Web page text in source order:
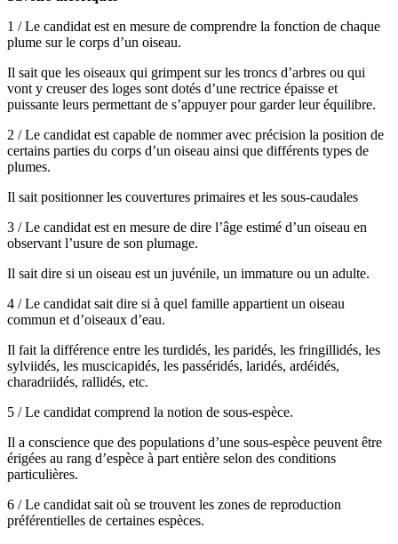
1 / Le candidat est en mesure de comprendre la fonction de chaque
plume sur le corps d’un oiseau.
Il sait que les oiseaux qui grimpent sur les troncs d’arbres ou qui
vont y creuser des loges sont dotés d’une rectrice épaisse et
puissante leurs permettant de s’appuyer pour garder leur équilibre.
2 / Le candidat est capable de nommer avec précision la position de
certains parties du corps d’un oiseau ainsi que différents types de
plumes.
Il sait positionner les couvertures primaires et les sous-caudales
3 / Le candidat est en mesure de dire l’âge estimé d’un oiseau en
observant l’usure de son plumage.
Il sait dire si un oiseau est un juvénile, un immature ou un adulte.
4 / Le candidat sait dire si à quel famille appartient un oiseau
commun et d’oiseaux d’eau.
Il fait la différence entre les turdidés, les paridés, les fringillidés, les
sylviidés, les muscicapidés, les passéridés, laridés, ardéidés,
charadriidés, rallidés, etc.
5 / Le candidat comprend la notion de sous-espèce.
Il a conscience que des populations d’une sous-espèce peuvent être
érigées au rang d’espèce à part entière selon des conditions
particulières.
6 / Le candidat sait où se trouvent les zones de reproduction
préférentielles de certaines espèces.